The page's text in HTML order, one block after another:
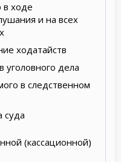
в ходе
и на всех
ходатайств
уголовного дела
в следственном
суда
(кассационной)